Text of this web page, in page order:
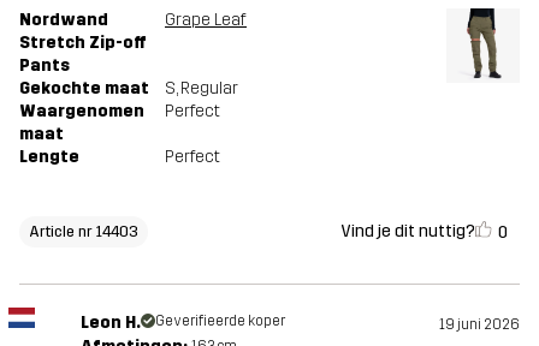
Nordwand
Stretch Zip-off
Pants
Grape Leaf
Gekochte maat S, Regular
Waargenomen
maat
Perfect
Lengte Perfect
Article nr 14403 Vind je dit nuttig? 0
Leon H. Geverifieerde koper 19 juni 2026